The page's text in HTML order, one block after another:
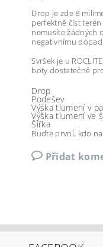
Drop je zde 8
perfektně číst
nemusíte žádných
negativnímu
Svršek je u
boty dostatečně
Drop
Podešev
Výška tlumení v
Výška tlumení ve
Šířka
Buďte první, kdo
Přidat